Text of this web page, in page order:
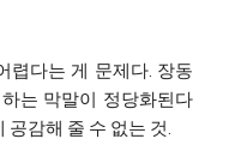
렵다는 게 문제다. 장동
는 막말이 정당화된다
감해 줄 수 없는 것.